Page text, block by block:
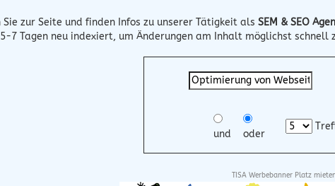
zur Seite und finden Infos zu unserer Tätigkeit als SEM & SEO
7 Tagen neu indexiert, um Änderungen am Inhalt möglichst schnell
und oder
TISA Werbebanner Platz